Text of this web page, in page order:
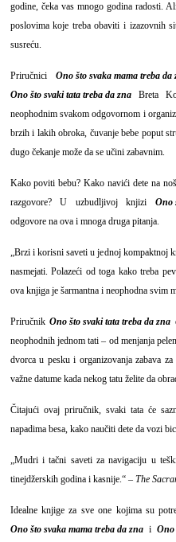
godine, čeka vas mnogo godina radosti.
poslovima koje treba obaviti i izazovnih
susreću.
Priručnici Ono što svaka mama treba da
Ono što svaki tata treba da zna
Breta
neophodnim svakom odgovornom i
brzih i lakih obroka, čuvanje bebe poput
dugo čekanje može da se učini zabavnim.
Kako poviti bebu? Kako navići dete na
razgovore? U uzbudljivoj knjizi Ono
odgovore na ova i mnoga druga pitanja.
„Brzi i korisni saveti u jednoj kompaktnoj
nasmejati. Polazeći od toga kako treba
ova knjiga je šarmantna i neophodna svim
PriručnikOno što svaki tata treba da zna
neophodnih jednom tati – od menjanja
dvorca u pesku i organizovanja zabava
važne datume kada nekog tatu želite da
Čitajući ovaj priručnik, svaki tata će
napadima besa, kako naučiti dete da vozi
„Mudri i tačni saveti za navigaciju u
tinejdžerskih godina i kasnije.“ – The
Idealne knjige za sve one kojima su
Ono što svaka mama treba da znai Ono